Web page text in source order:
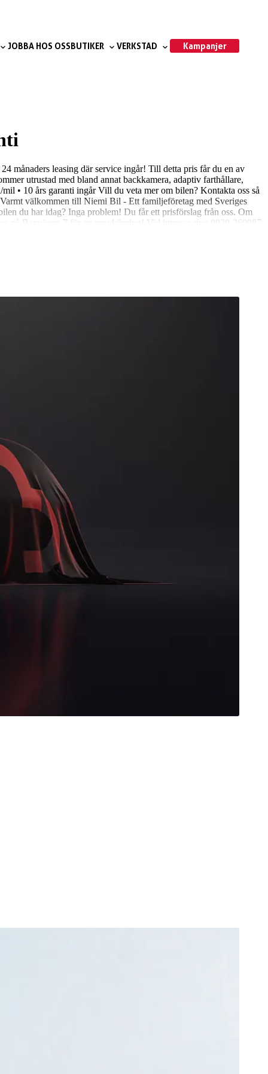
JOBBA HOS OSSBUTIKER VERKSTAD Kampanjer
leasing där service ingår! Till detta pris får du en av
utrustad med bland annat backkamera, adaptiv farthållare,
• 10 års garanti ingår Vill du veta mer om bilen? Kontakta oss så
välkommen till Niemi Bil - Ett familjeföretag med Sveriges
du har idag? Inga problem! Du får ett prisförslag från oss. Om
på Banvägen 7 för en provkörning! Vid intresse ring 0920-260087